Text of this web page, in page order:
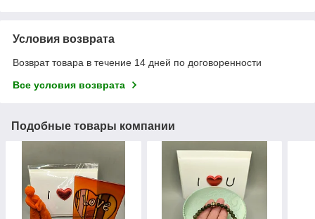
Условия возврата
Возврат товара в течение 14 дней по договоренности
Все условия возврата
Подобные товары компании